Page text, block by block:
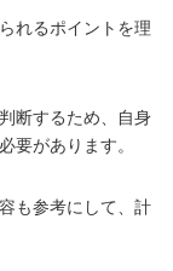
れるポイントを理
断するため、自身
要があります。
も参考にして、計